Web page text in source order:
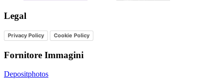
Legal
Privacy Policy Cookie Policy
Fornitore Immagini
Depositphotos